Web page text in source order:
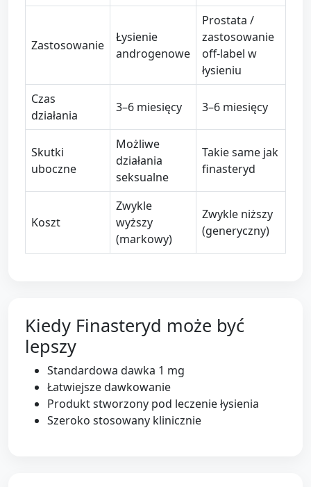
Zastosowanie
Łysienie
androgenowe
Prostata /
zastosowanie
off-label w
łysieniu
Czas
działania
3–6 miesięcy 3–6 miesięcy
Skutki
uboczne
Możliwe
działania
seksualne
Takie same jak
finasteryd
Koszt
Zwykle
wyższy
(markowy)
Zwykle niższy
(generyczny)
Kiedy Finasteryd może być
lepszy
Standardowa dawka 1 mg
Łatwiejsze dawkowanie
Produkt stworzony pod leczenie łysienia
Szeroko stosowany klinicznie